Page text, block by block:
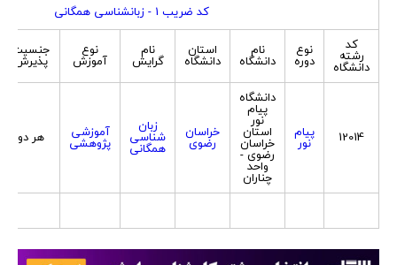
کد ضریب 1 - زبانشناسی همگانی
کد
رشته
دانشگاه
نوع
دوره
نام
دانشگاه
استان
دانشگاه
نام
گرایش
نوع
آموزش
جنسیت
پذیرش
12014 پیام
نور
دانشگاه
پیام
نور
استان
خراسان
رضوی -
واحد
چناران
خراسان
رضوی
زبان
شناسی
همگانی
آموزشی
پژوهشی هر دو